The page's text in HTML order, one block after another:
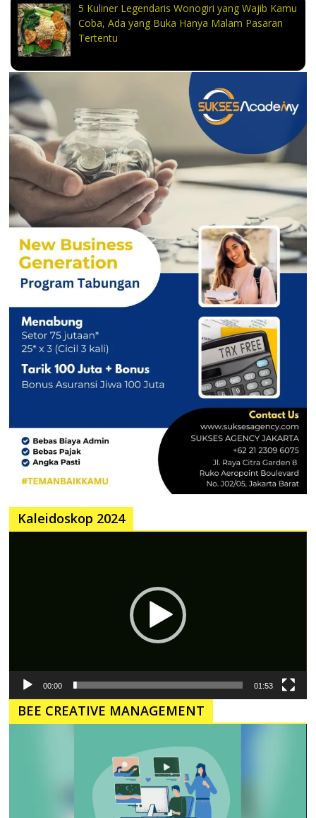
5 Kuliner Legendaris Wonogiri yang Wajib Kamu
Coba, Ada yang Buka Hanya Malam Pasaran
Tertentu
Kaleidoskop 2024
00:00 01:53
BEE CREATIVE MANAGEMENT